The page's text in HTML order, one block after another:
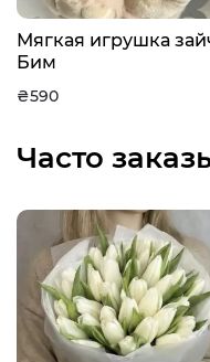
Мягкая игрушка
Бим
₴590
Часто